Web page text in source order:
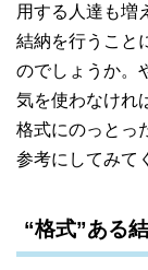
用する人達も増
結納を行うこと
のでしょうか。
気を使わなけれ
格式にのっとっ
参考にしてみて
“格式”ある